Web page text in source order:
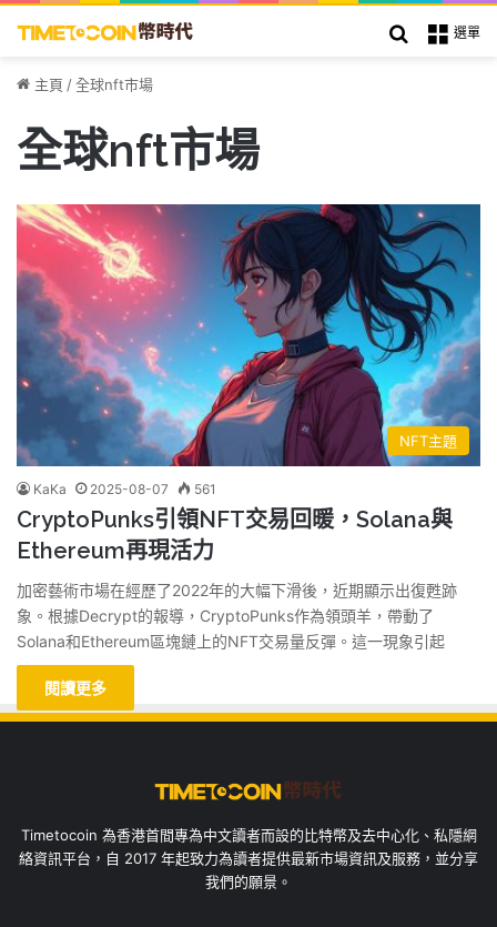
選單
搜索
主頁 /全球nft市場
全球nft市場
NFT主題
KaKa 2025-08-07 561
CryptoPunks引領NFT交易回暖，Solana與
Ethereum再現活力
加密藝術市場在經歷了2022年的大幅下滑後，近期顯示出復甦跡
象。根據Decrypt的報導，CryptoPunks作為領頭羊，帶動了
Solana和Ethereum區塊鏈上的NFT交易量反彈。這一現象引起
閱讀更多
Timetocoin 為香港首間專為中文讀者而設的比特幣及去中心化、私隱網
絡資訊平台，自 2017 年起致力為讀者提供最新市場資訊及服務，並分享
我們的願景。